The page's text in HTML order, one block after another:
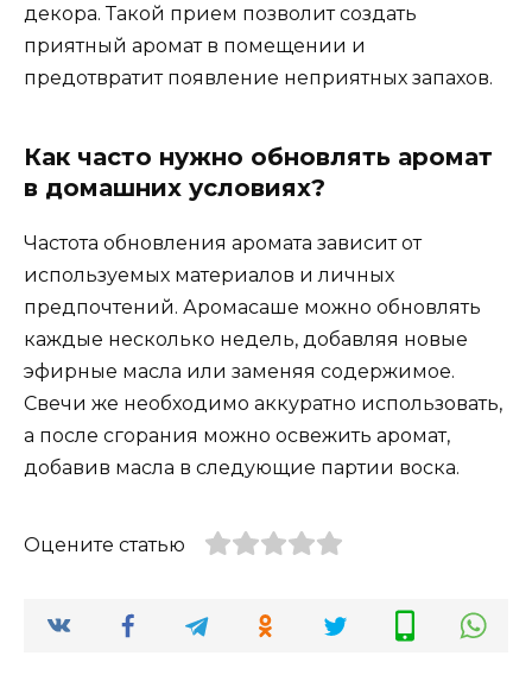
декора. Такой прием позволит создать
приятный аромат в помещении и
предотвратит появление неприятных запахов.
Как часто нужно обновлять аромат
в домашних условиях?
Частота обновления аромата зависит от
используемых материалов и личных
предпочтений. Аромасаше можно обновлять
каждые несколько недель, добавляя новые
эфирные масла или заменяя содержимое.
Свечи же необходимо аккуратно использовать,
а после сгорания можно освежить аромат,
добавив масла в следующие партии воска.
Оцените статью